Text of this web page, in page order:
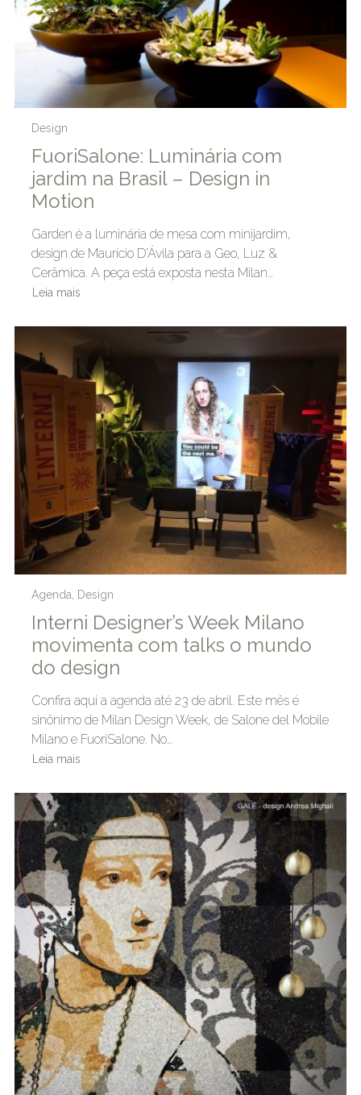
Design
FuoriSalone: Luminária com
jardim na Brasil – Design in
Motion
Garden é a luminária de mesa com minijardim,
design de Maurício D’Ávila para a Geo, Luz &
Cerâmica. A peça está exposta nesta Milan…
Leia mais
Agenda Design
Interni Designer’s Week Milano
movimenta com talks o mundo
do design
Confira aqui a agenda até 23 de abril. Este mês é
sinônimo de Milan Design Week, de Salone del Mobile
Milano e FuoriSalone. No…
Leia mais